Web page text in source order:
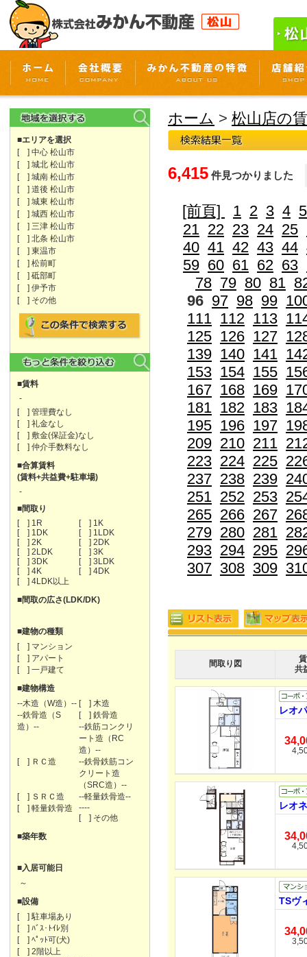
■エリアを選択
[ ] 中心 松山市
[ ] 城北 松山市
[ ] 城南 松山市
[ ] 道後 松山市
[ ] 城東 松山市
[ ] 城西 松山市
[ ] 三津 松山市
[ ] 北条 松山市
[ ] 東温市
[ ] 松前町
[ ] 砥部町
[ ] 伊予市
[ ] その他
■賃料
-
[ ] 管理費なし
[ ] 礼金なし
[ ] 敷金(保証金)なし
[ ] 仲介手数料なし
■合算賃料
(賃料+共益費+駐車場)
-
■間取り
[ ] 1R
[ ] 1K
[ ] 1DK
[ ] 1LDK
[ ] 2K
[ ] 2DK
[ ] 2LDK
[ ] 3K
[ ] 3DK
[ ] 3LDK
[ ] 4K
[ ] 4DK
[ ] 4LDK以上
■間取の広さ(LDK/DK)
■建物の種類
[ ] マンション
[ ] アパート
[ ] 一戸建て
■建物構造
--木造（W造）-- [ ] 木造
--鉄骨造（S
造）--
[ ] 鉄骨造
--鉄筋コンクリ
ート造（RC
造）--
[ ] ＲＣ造
--鉄骨鉄筋コン
クリート造
（SRC造）--
[ ] ＳＲＣ造
--軽量鉄骨造--
[ ] 軽量鉄骨造
----
[ ] その他
■築年数
■入居可能日
～
■設備
[ ] 駐車場あり
[ ] ﾊﾞｽ･ﾄｲﾚ別
[ ] ﾍﾟｯﾄ可(犬)
[ ] 2階以上
ホーム > 松山店の
6,415 件見つかりました
[前頁] 1 2 3 4 5
21 22 23 24 25
40 41 42 43 44
59 60 61 62 63
78 79 80 81
96 97 98 99
111 112 113
125 126 127
139 140 141
153 154 155
167 168 169
181 182 183
195 196 197
209 210 211
223 224 225
237 238 239
251 252 253
265 266 267
279 280 281
293 294 295
307 308 309
間取り図
共
レオ
レオ
TSヴ